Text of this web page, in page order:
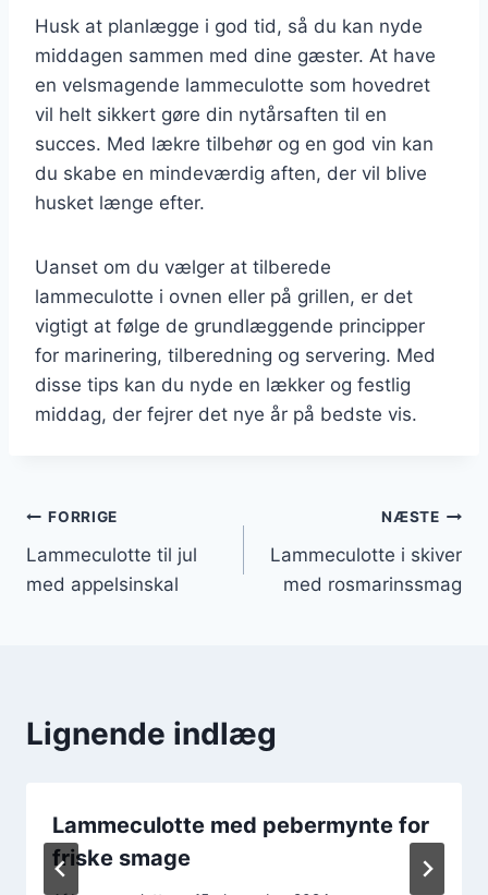
Husk at planlægge i god tid, så du kan nyde
middagen sammen med dine gæster. At have
en velsmagende lammeculotte som hovedret
vil helt sikkert gøre din nytårsaften til en
succes. Med lækre tilbehør og en god vin kan
du skabe en mindeværdig aften, der vil blive
husket længe efter.
Uanset om du vælger at tilberede
lammeculotte i ovnen eller på grillen, er det
vigtigt at følge de grundlæggende principper
for marinering, tilberedning og servering. Med
disse tips kan du nyde en lækker og festlig
middag, der fejrer det nye år på bedste vis.
Indlægsnavigation
FORRIGE
Lammeculotte til jul
med appelsinskal
NÆSTE
Lammeculotte i skiver
med rosmarinssmag
Lignende indlæg
Lammeculotte med pebermynte for
friske smage